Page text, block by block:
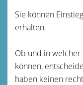
Sie können
erhalten.
Ob und in welcher
können,
haben keinen